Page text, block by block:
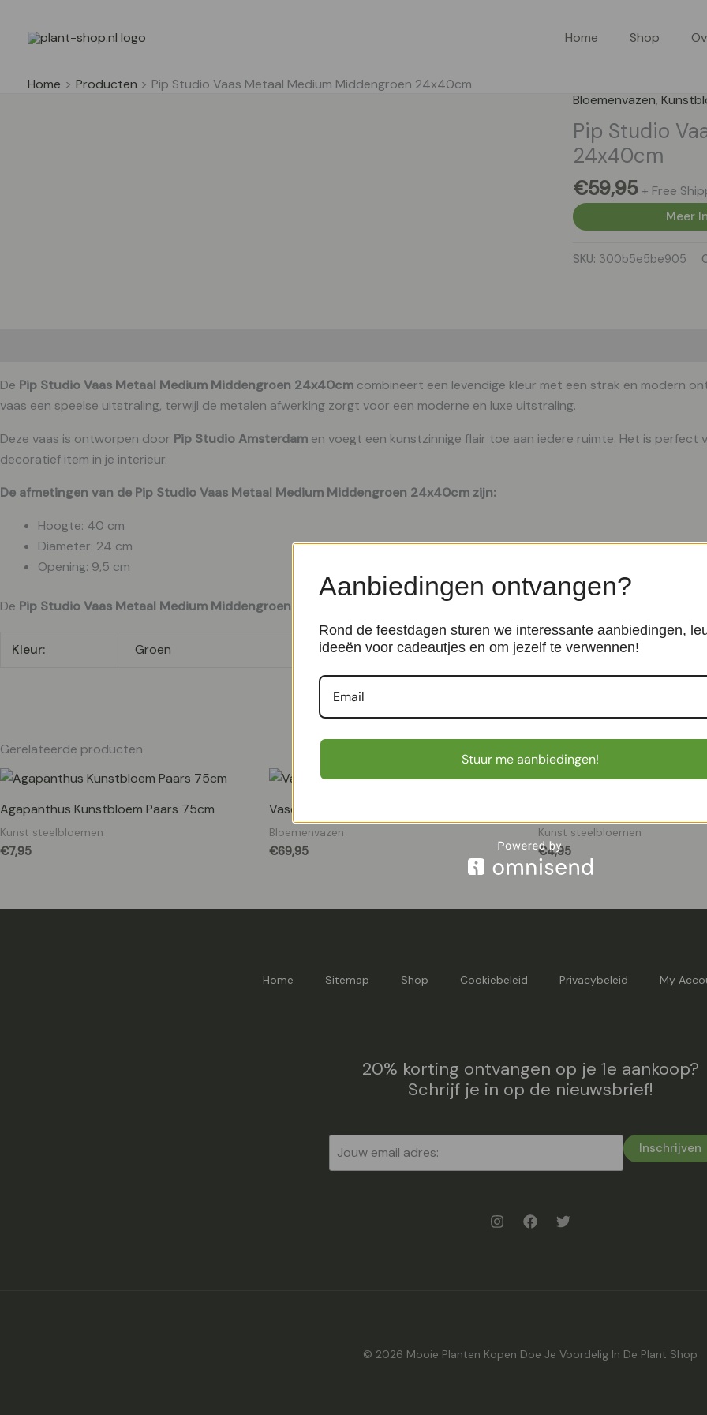
Home Shop
Home Producten
Pip Studio Vaas Metaal Medium Middengroen 24x40cm
Bloemenvazen,
Pip Studio
24x40cm
€59,95 + Free
Meer
SKU: 300b5e5be905
De Pip Studio Vaas Metaal Medium Middengroen 24x40cm combineert een levendige kleur met een strak en modern
vaas een speelse uitstraling, terwijl de metalen afwerking zorgt voor een moderne en luxe uitstraling.
Deze vaas is ontworpen door Pip Studio Amsterdam en voegt een kunstzinnige flair toe aan iedere ruimte. Het is
decoratief item in je interieur.
De afmetingen van de Pip Studio Vaas Metaal Medium Middengroen 24x40cm zijn:
Hoogte: 40 cm
Diameter: 24 cm
Opening: 9,5 cm
De Pip Studio Vaas Metaal Medium Middengroen 24x40cm is een verfijnde toevoeging die een speelse en stijlvolle
Kleur: Groen
Gerelateerde producten
Agapanthus Kunstbloem Paars 75cm
Kunst steelbloemen
€7,95
Vase Kagera pastel pink D33 x H32 cm
Bloemenvazen
€69,95
Kunst steelbloemen
€4,95
Home Sitemap Shop Cookiebeleid Privacybeleid My
20% korting ontvangen op je 1e aankoop?
Schrijf je in op de nieuwsbrief!
Inschrijven
© 2026 Mooie Planten Kopen Doe Je Voordelig In De Plant Shop
Aanbiedingen ontvangen?
Rond de feestdagen sturen we interessante aanbiedingen,
ideeën voor cadeautjes en om jezelf te verwennen!
Stuur me aanbiedingen!